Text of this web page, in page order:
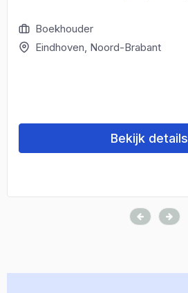
Boekhouder
Eindhoven, Noord-Brabant
Bekijk details